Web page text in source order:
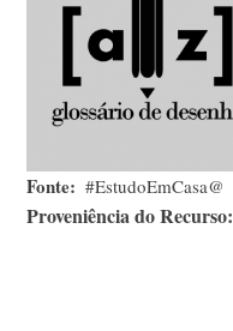
Fonte #EstudoEmCasa@
Proveniência do Recurso